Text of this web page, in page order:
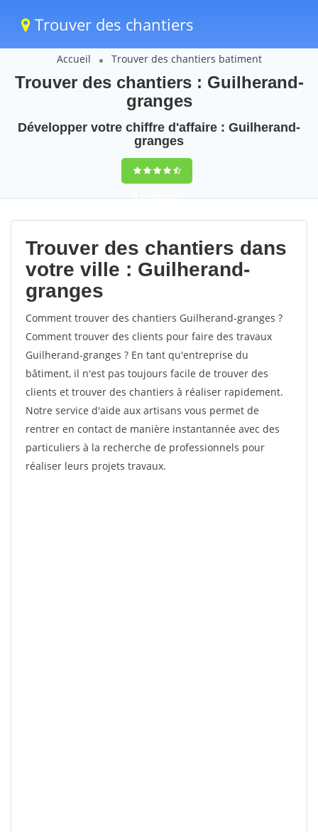
Trouver des chantiers
Accueil Trouver des chantiers batiment
Trouver des chantiers : Guilherand-
granges
Développer votre chiffre d'affaire : Guilherand-
granges
9,5(100%)51
votes
Trouver des chantiers dans
votre ville : Guilherand-
granges
Comment trouver des chantiers Guilherand-granges ?
Comment trouver des clients pour faire des travaux
Guilherand-granges ? En tant qu'entreprise du
bâtiment, il n'est pas toujours facile de trouver des
clients et trouver des chantiers à réaliser rapidement.
Notre service d'aide aux artisans vous permet de
rentrer en contact de manière instantannée avec des
particuliers à la recherche de professionnels pour
réaliser leurs projets travaux.